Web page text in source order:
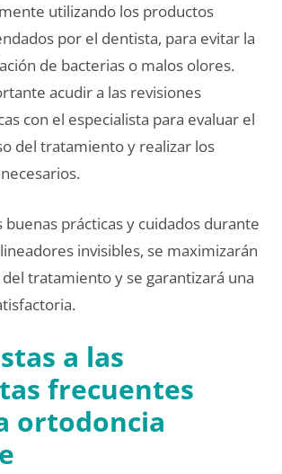
utilizando los productos
por el dentista, para evitar la
de bacterias o malos olores.
acudir a las revisiones
con el especialista para evaluar el
del tratamiento y realizar los
buenas prácticas y cuidados durante
invisibles, se maximizarán
tratamiento y se garantizará una
a las
frecuentes
ortodoncia